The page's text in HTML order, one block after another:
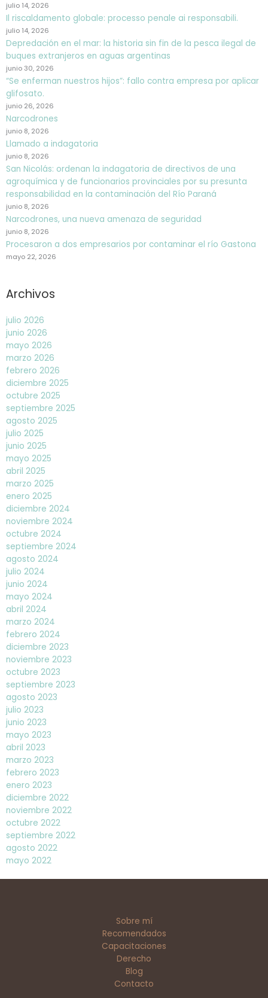
julio 14, 2026
Il riscaldamento globale: processo penale ai responsabili.
julio 14, 2026
Depredación en el mar: la historia sin fin de la pesca ilegal de
buques extranjeros en aguas argentinas
junio 30, 2026
“Se enferman nuestros hijos”: fallo contra empresa por aplicar
glifosato.
junio 26, 2026
Narcodrones
junio 8, 2026
Llamado a indagatoria
junio 8, 2026
San Nicolás: ordenan la indagatoria de directivos de una
agroquímica y de funcionarios provinciales por su presunta
responsabilidad en la contaminación del Río Paraná
junio 8, 2026
Narcodrones, una nueva amenaza de seguridad
junio 8, 2026
Procesaron a dos empresarios por contaminar el río Gastona
mayo 22, 2026
Archivos
julio 2026
junio 2026
mayo 2026
marzo 2026
febrero 2026
diciembre 2025
octubre 2025
septiembre 2025
agosto 2025
julio 2025
junio 2025
mayo 2025
abril 2025
marzo 2025
enero 2025
diciembre 2024
noviembre 2024
octubre 2024
septiembre 2024
agosto 2024
julio 2024
junio 2024
mayo 2024
abril 2024
marzo 2024
febrero 2024
diciembre 2023
noviembre 2023
octubre 2023
septiembre 2023
agosto 2023
julio 2023
junio 2023
mayo 2023
abril 2023
marzo 2023
febrero 2023
enero 2023
diciembre 2022
noviembre 2022
octubre 2022
septiembre 2022
agosto 2022
mayo 2022
Sobre mí
Recomendados
Capacitaciones
Derecho
Blog
Contacto